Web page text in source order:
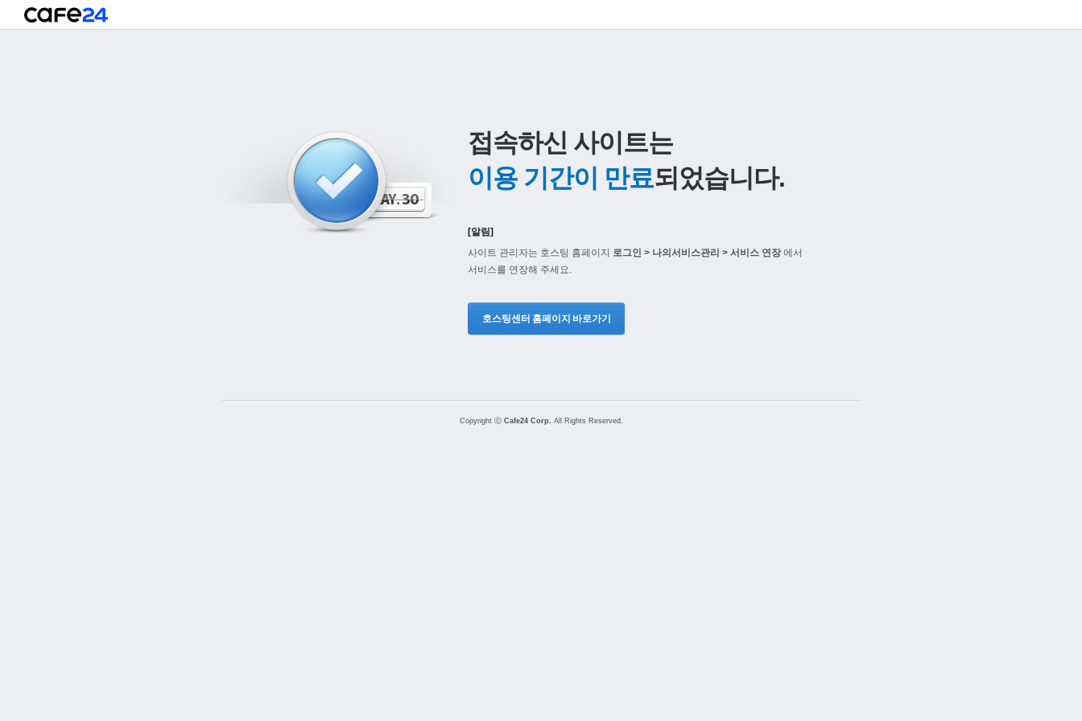
접속하신 사이트는
이용 기간이 만료되었습니다.
[알림]
사이트 관리자는 호스팅 홈페이지 로그인 > 나의서비스관리 > 서비스 연장에서
서비스를 연장해 주세요.
호스팅센터 홈페이지 바로가기
Copyright ⓒ Cafe24 Corp. All Rights Reserved.